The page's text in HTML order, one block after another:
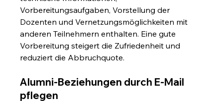
Vorbereitungsaufgaben, Vorstellung der
Dozenten und Vernetzungsmöglichkeiten mit
anderen Teilnehmern enthalten. Eine gute
Vorbereitung steigert die Zufriedenheit und
reduziert die Abbruchquote.
Alumni-Beziehungen durch E-Mail
pflegen